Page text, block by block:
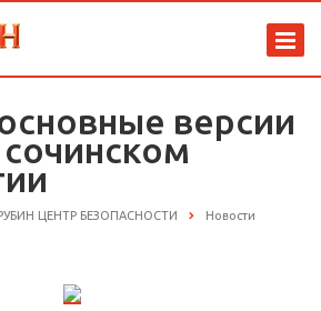
версии
ЦЕНТР БЕЗОПАСНОСТИ Новости